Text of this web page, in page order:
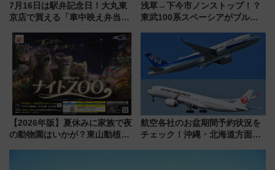
7月16日は駅弁記念日！大丸東
京店で買える「車中映え弁当」
浅草→下今市ノンストップ！？
東武100系スペーシアがブルー
ー当時の停車駅」を再現 運転
時刻や特急券の買い方を紹介
【2026年版】夏休みに家族で夜
の動物園はいかが？東山動植物
航空各社のお盆期間予約状況を
チェック！沖縄・北海道方面は